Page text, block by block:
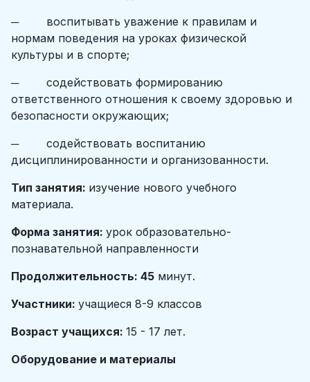
─ воспитывать уважение к правилам и
нормам поведения на уроках физической
культуры и в спорте;
─ содействовать формированию
ответственного отношения к своему здоровью и
безопасности окружающих;
─ содействовать воспитанию
дисциплинированности и организованности.
Тип занятия: изучение нового учебного
материала.
Форма занятия: урок образовательно-
познавательной направленности
Продолжительность: 45 минут.
Участники: учащиеся 8-9 классов
Возраст учащихся: 15 - 17 лет.
Оборудование и материалы